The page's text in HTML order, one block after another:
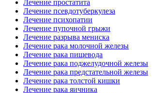
Лечение простатита
Лечение псевдотуберкулеза
Лечение психопатии
Лечение пупочной грыжи
Лечение разрыва мениска
Лечение рака молочной железы
Лечение рака пищевода
Лечение рака поджелудочной железы
Лечение рака предстательной железы
Лечение рака толстой кишки
Лечение рака яичника